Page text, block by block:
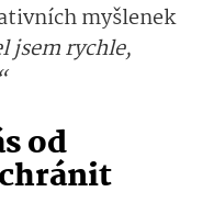
myšlenek
jsem rychle,
od